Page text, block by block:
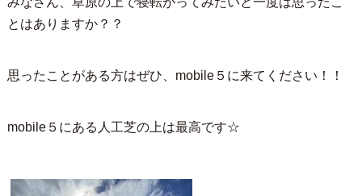
とはありますか？？
思ったことがある方はぜひ、mobile５に来てください！！
mobile５にある人工芝の上は最高です☆